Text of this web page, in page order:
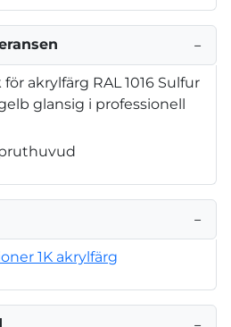
−
akrylfärg RAL 1016 Sulfur
glansig i professionell
−
1K akrylfärg